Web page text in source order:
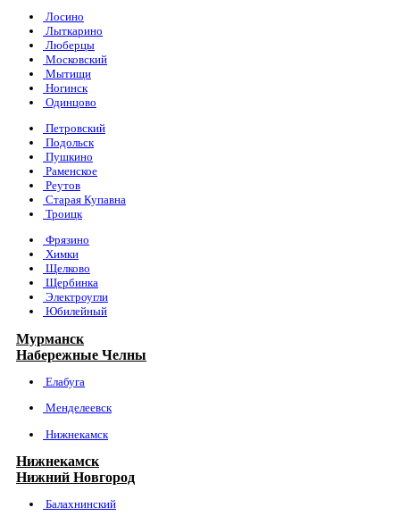
Лосино
Лыткарино
Люберцы
Московский
Мытищи
Ногинск
Одинцово
Петровский
Подольск
Пушкино
Раменское
Реутов
Старая Купавна
Троицк
Фрязино
Химки
Щелково
Щербинка
Электроугли
Юбилейный
Мурманск
Набережные Челны
Елабуга
Менделеевск
Нижнекамск
Нижнекамск
Нижний Новгород
Балахнинский